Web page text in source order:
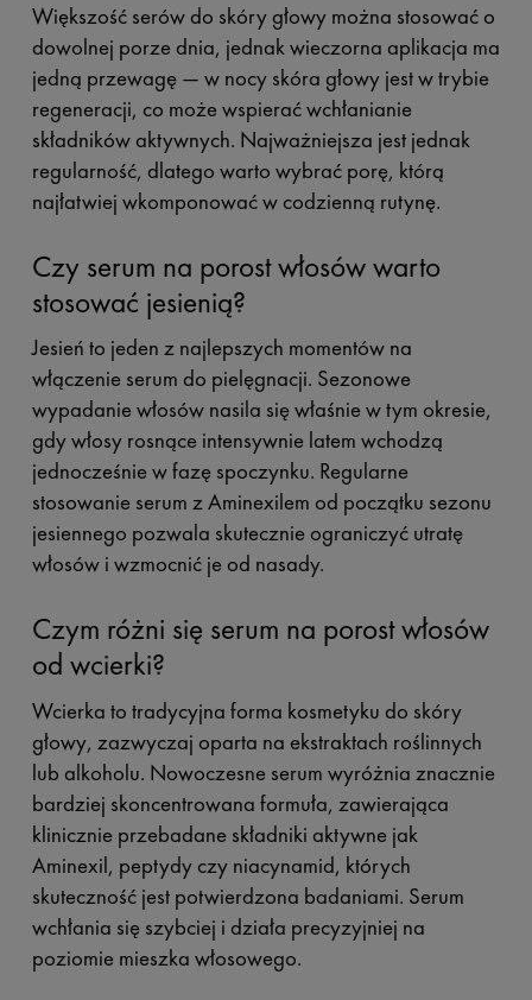
Większość serów do skóry głowy można stosować o
dowolnej porze dnia, jednak wieczorna aplikacja ma
jedną przewagę — w nocy skóra głowy jest w trybie
regeneracji, co może wspierać wchłanianie
składników aktywnych. Najważniejsza jest jednak
regularność, dlatego warto wybrać porę, którą
najłatwiej wkomponować w codzienną rutynę.
Czy serum na porost włosów warto
stosować jesienią?
Jesień to jeden z najlepszych momentów na
włączenie serum do pielęgnacji. Sezonowe
wypadanie włosów nasila się właśnie w tym okresie,
gdy włosy rosnące intensywnie latem wchodzą
jednocześnie w fazę spoczynku. Regularne
stosowanie serum z Aminexilem od początku sezonu
jesiennego pozwala skutecznie ograniczyć utratę
włosów i wzmocnić je od nasady.
Czym różni się serum na porost włosów
od wcierki?
Wcierka to tradycyjna forma kosmetyku do skóry
głowy, zazwyczaj oparta na ekstraktach roślinnych
lub alkoholu. Nowoczesne serum wyróżnia znacznie
bardziej skoncentrowana formuła, zawierająca
klinicznie przebadane składniki aktywne jak
Aminexil, peptydy czy niacynamid, których
skuteczność jest potwierdzona badaniami. Serum
wchłania się szybciej i działa precyzyjniej na
poziomie mieszka włosowego.